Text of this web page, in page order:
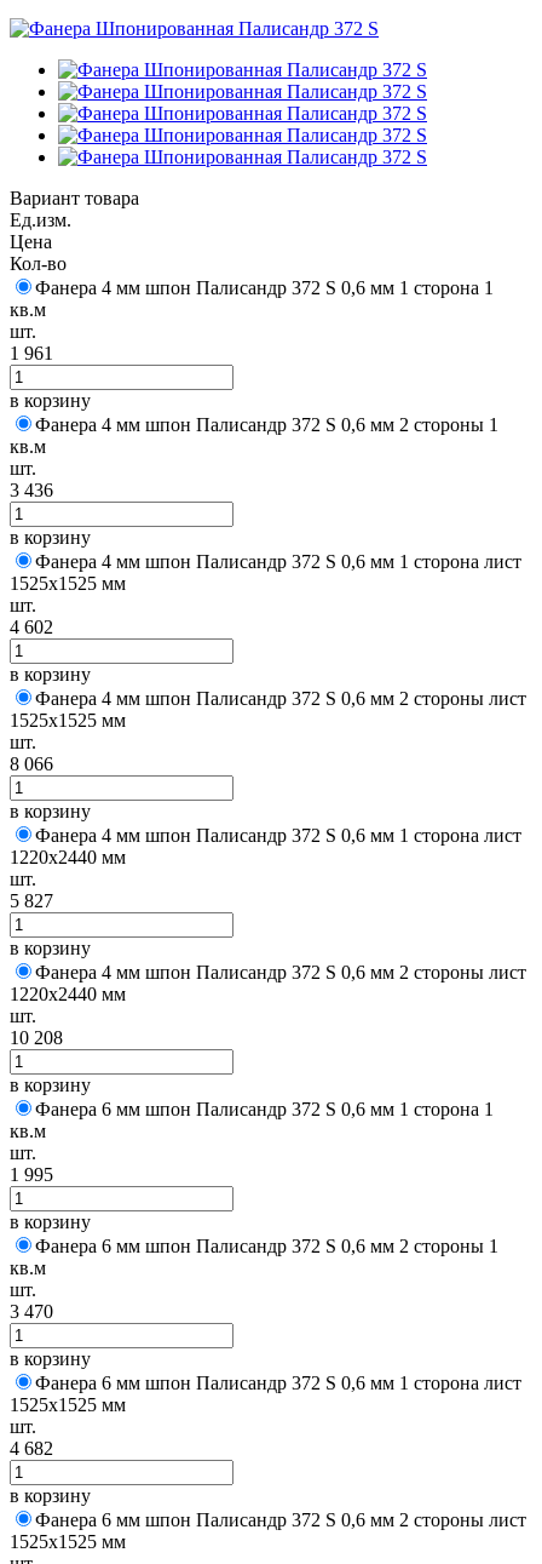
Вариант товара
Ед.изм.
Цена
Кол-во
Фанера 4 мм шпон Палисандр 372 S 0,6 мм 1 сторона 1
кв.м
шт.
1 961
в корзину
Фанера 4 мм шпон Палисандр 372 S 0,6 мм 2 стороны 1
кв.м
шт.
3 436
в корзину
Фанера 4 мм шпон Палисандр 372 S 0,6 мм 1 сторона лист
1525х1525 мм
шт.
4 602
в корзину
Фанера 4 мм шпон Палисандр 372 S 0,6 мм 2 стороны лист
1525х1525 мм
шт.
8 066
в корзину
Фанера 4 мм шпон Палисандр 372 S 0,6 мм 1 сторона лист
1220х2440 мм
шт.
5 827
в корзину
Фанера 4 мм шпон Палисандр 372 S 0,6 мм 2 стороны лист
1220х2440 мм
шт.
10 208
в корзину
Фанера 6 мм шпон Палисандр 372 S 0,6 мм 1 сторона 1
кв.м
шт.
1 995
в корзину
Фанера 6 мм шпон Палисандр 372 S 0,6 мм 2 стороны 1
кв.м
шт.
3 470
в корзину
Фанера 6 мм шпон Палисандр 372 S 0,6 мм 1 сторона лист
1525х1525 мм
шт.
4 682
в корзину
Фанера 6 мм шпон Палисандр 372 S 0,6 мм 2 стороны лист
1525х1525 мм